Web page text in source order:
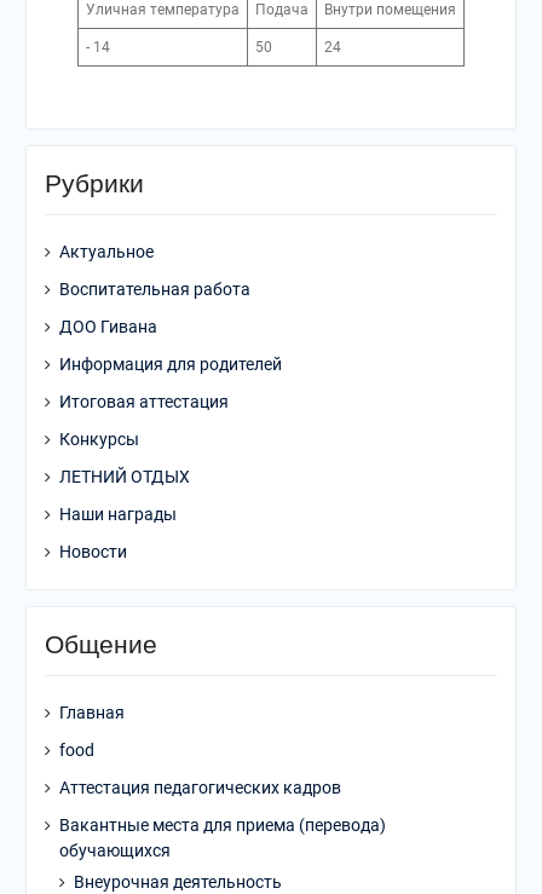
Уличная температура Подача Внутри помещения
- 14 50 24
Рубрики
Актуальное
Воспитательная работа
ДОО Гивана
Информация для родителей
Итоговая аттестация
Конкурсы
ЛЕТНИЙ ОТДЫХ
Наши награды
Новости
Общение
Главная
food
Аттестация педагогических кадров
Вакантные места для приема (перевода)
обучающихся
Внеурочная деятельность